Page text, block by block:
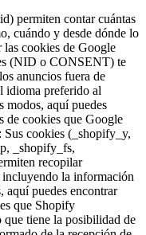
permiten contar cuántas
cuándo y desde dónde lo
las cookies de Google
(NID o CONSENT) te
anuncios fuera de
idioma preferido al
modos, aquí puedes
de cookies que Google
Sus cookies (_shopify_y,
_shopify_fs,
recopilar
la información
aquí puedes encontrar
que Shopify
tiene la posibilidad de